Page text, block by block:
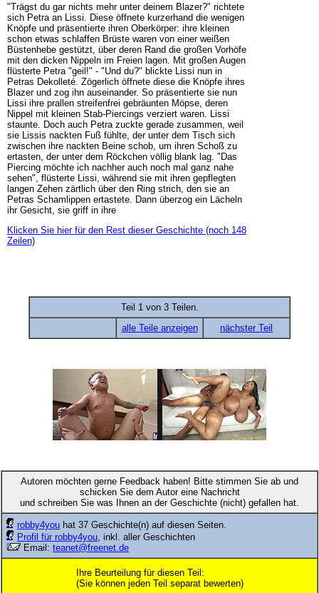
"Trägst du gar nichts mehr unter deinem Blazer?" richtete
sich Petra an Lissi. Diese öffnete kurzerhand die wenigen
Knöpfe und präsentierte ihren Oberkörper: ihre kleinen
schon etwas schlaffen Brüste waren von einer weißen
Büstenhebe gestützt, über deren Rand die großen Vorhöfe
mit den dicken Nippeln im Freien lagen. Mit großen Augen
flüsterte Petra "geil!" - "Und du?" blickte Lissi nun in
Petras Dekolleté. Zögerlich öffnete diese die Knöpfe ihres
Blazer und zog ihn auseinander. So präsentierte sie nun
Lissi ihre prallen streifenfrei gebräunten Möpse, deren
Nippel mit kleinen Stab-Piercings verziert waren. Lissi
staunte. Doch auch Petra zuckte gerade zusammen, weil
sie Lissis nackten Fuß fühlte, der unter dem Tisch sich
zwischen ihre nackten Beine schob, um ihren Schoß zu
ertasten, der unter dem Röckchen völlig blank lag. "Das
Piercing möchte ich nachher auch noch mal ganz nahe
sehen", flüsterte Lissi, während sie mit ihren gepflegten
langen Zehen zärtlich über den Ring strich, den sie an
Petras Schamlippen ertastete. Dann überzog ein Lächeln
ihr Gesicht, sie griff in ihre
Klicken Sie hier für den Rest dieser Geschichte (noch 148
Zeilen)
Teil 1 von 3 Teilen.
alle Teile anzeigen
nächster Teil
Autoren möchten gerne Feedback haben! Bitte stimmen Sie ab und
schicken Sie dem Autor eine Nachricht
und schreiben Sie was Ihnen an der Geschichte (nicht) gefallen hat.
robby4you hat 37 Geschichte(n) auf diesen Seiten.
Profil für robby4you , inkl. aller Geschichten
Email: teanet@freenet.de
Ihre Beurteilung für diesen Teil:
(Sie können jeden Teil separat bewerten)